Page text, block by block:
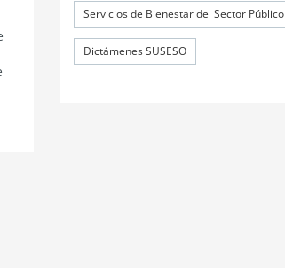
Servicios de Bienestar del Sector Público
Dictámenes SUSESO